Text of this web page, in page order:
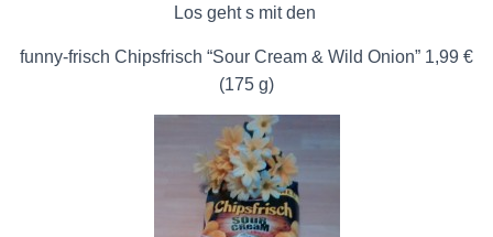
Los geht s mit den
funny-frisch Chipsfrisch “Sour Cream & Wild Onion” 1,99 €
(175 g)